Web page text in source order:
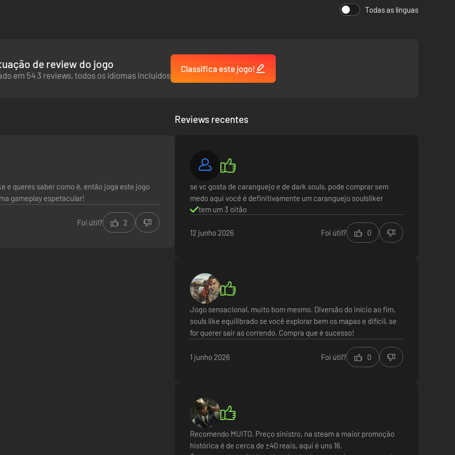
de soulslike assim como constituir um desafio para jogadores experientes, Another Crab's Treasure oferece algo para
tenhas disponível. Estão disponíveis opções de assistência para quem estiver à procura de uma experiência menos frustrante,
Todas as línguas
de review do jogo
em 54 3 reviews, todos os idiomas incluídos
Classifica este jogo!
e queres saber como é, então joga este jogo
gameplay espetacular!
Foi útil? 2
Reviews recentes
se vc gosta de caranguejo e de dark souls, pode comprar sem
medo aqui você é definitivamente um caranguejo soulsliker
tem um 3 oitão
12 junho 2026 Foi útil? 0
Jogo sensacional, muito bom mesmo. Diversão do início ao fim,
souls like equilibrado se você explorar bem os mapas e difícil, se
for querer sair as correndo. Compra que é sucesso!
1 junho 2026 Foi útil? 0
Recomendo MUITO. Preço sinistro, na steam a maior promoção
histórica é de cerca de ±40 reais, aqui é uns 16.